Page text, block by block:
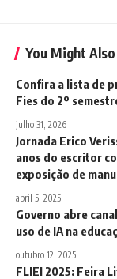
You Might
Confira a lista de
Fies do 2º
julho 31, 2026
Jornada Erico
anos do escritor
exposição de
abril 5, 2025
Governo abre
uso de IA na
outubro 12, 2025
FLIEI 2025: Feira